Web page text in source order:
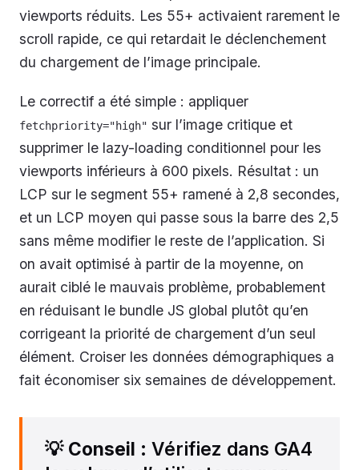
viewports réduits. Les 55+ activaient rarement le
scroll rapide, ce qui retardait le déclenchement
du chargement de l’image principale.
Le correctif a été simple : appliquer
fetchpriority="high" sur l’image critique et
supprimer le lazy-loading conditionnel pour les
viewports inférieurs à 600 pixels. Résultat : un
LCP sur le segment 55+ ramené à 2,8 secondes,
et un LCP moyen qui passe sous la barre des 2,5
sans même modifier le reste de l’application. Si
on avait optimisé à partir de la moyenne, on
aurait ciblé le mauvais problème, probablement
en réduisant le bundle JS global plutôt qu’en
corrigeant la priorité de chargement d’un seul
élément. Croiser les données démographiques a
fait économiser six semaines de développement.
💡 Conseil : Vérifiez dans GA4